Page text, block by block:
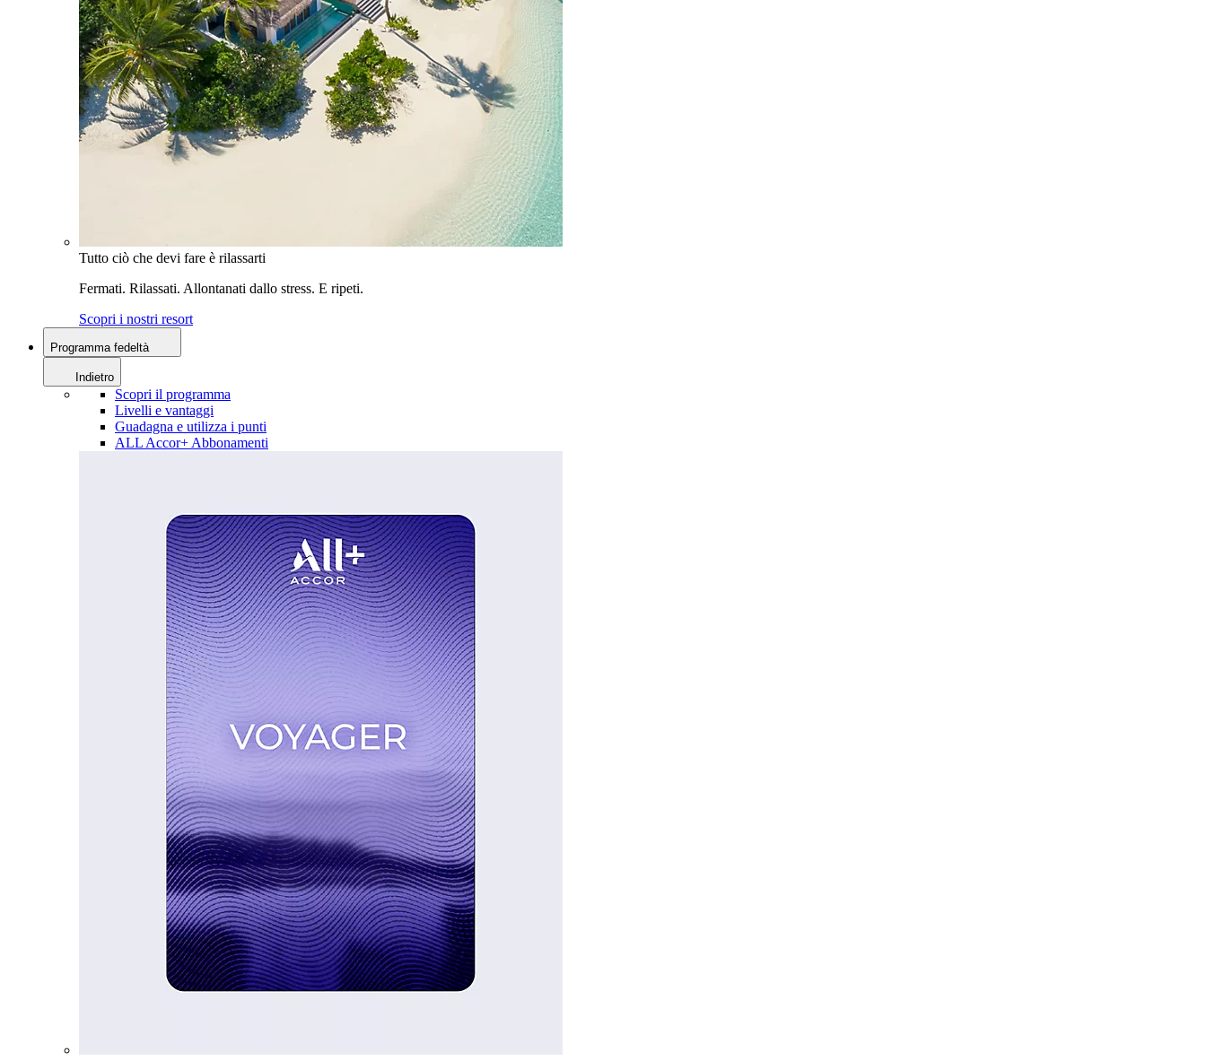
Tutto ciò che devi fare è rilassarti
Fermati. Rilassati. Allontanati dallo stress. E ripeti.
Scopri i nostri resort
Programma fedeltà
Indietro
Scopri il programma
Livelli e vantaggi
Guadagna e utilizza i punti
ALL Accor+ Abbonamenti